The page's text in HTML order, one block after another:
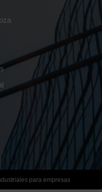
para empresas